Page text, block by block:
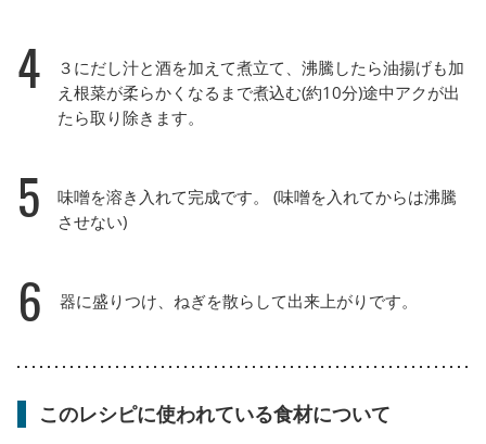
4
３にだし汁と酒を加えて煮立て、沸騰したら油揚げも加
え根菜が柔らかくなるまで煮込む(約10分)途中アクが出
たら取り除きます。
5
味噌を溶き入れて完成です。 (味噌を入れてからは沸騰
させない)
6 器に盛りつけ、ねぎを散らして出来上がりです。
このレシピに使われている食材について